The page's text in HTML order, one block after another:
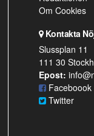
Om Cookies
Kontakta
Slussplan 11
111 30
Epost:
Faceboook
Twitter